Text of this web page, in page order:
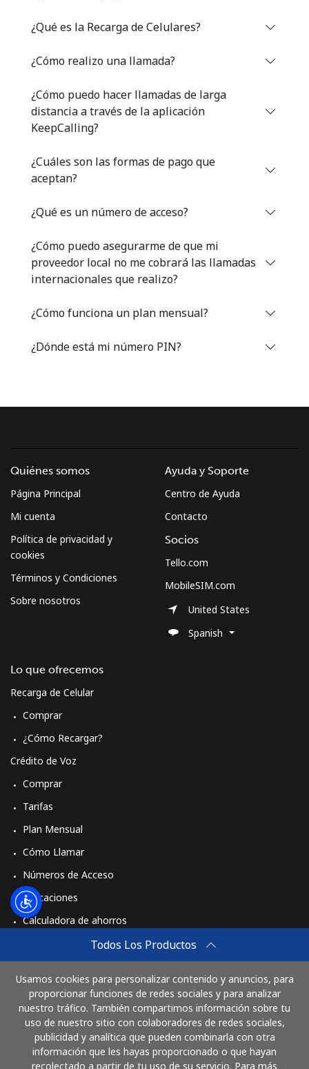
¿Olvidaste tu contraseña? →
Iniciar Sesión
¿Qué es la Recarga de Celulares?
¿Cómo realizo una llamada?
¿Cómo puedo hacer llamadas de larga
distancia a través de la aplicación
KeepCalling?
¿Cuáles son las formas de pago que
aceptan?
¿Qué es un número de acceso?
¿Cómo puedo asegurarme de que mi
proveedor local no me cobrará las llamadas
internacionales que realizo?
¿Cómo funciona un plan mensual?
¿Dónde está mi número PIN?
Todos Los Productos
Usamos cookies para personalizar contenido y anuncios, para
proporcionar funciones de redes sociales y para analizar
nuestro tráfico. También compartimos información sobre tu
uso de nuestro sitio con colaboradores de redes sociales,
publicidad y analítica que pueden combinarla con otra
información que les hayas proporcionado o que hayan
recolectado a partir de tu uso de su servicio. Para más
Quiénes somos
Página Principal
Mi cuenta
Política de privacidad y
cookies
Términos y Condiciones
Sobre nosotros
Lo que ofrecemos
Recarga de Celular
Comprar
¿Cómo Recargar?
Crédito de Voz
Comprar
Tarifas
Plan Mensual
Cómo Llamar
Números de Acceso
Aplicaciones
Calculadora de ahorros
Comprar
Cómo funciona
Ayuda y Soporte
Centro de Ayuda
Contacto
Socios
Tello.com
MobileSIM.com
United States
Spanish
Paga con